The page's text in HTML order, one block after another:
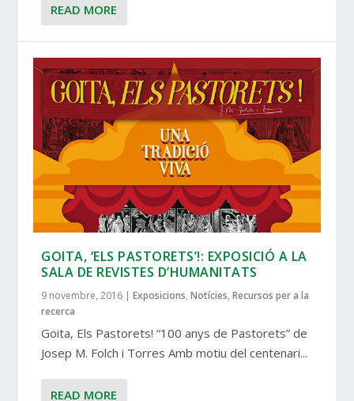
READ MORE
GOITA, ‘ELS PASTORETS’!: EXPOSICIÓ A LA
SALA DE REVISTES D’HUMANITATS
9 novembre, 2016 |Exposicions,Notícies,Recursos per a la
recerca
Goita, Els Pastorets! “100 anys de Pastorets” de
Josep M. Folch i Torres Amb motiu del centenari...
READ MORE